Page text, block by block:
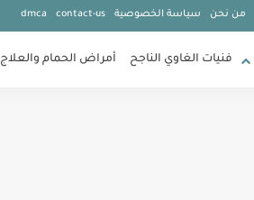
من نحن سياسة الخصوصية contact-us
dmca
فنيات الغاوي الناجح أمراض الحمام والعلاج